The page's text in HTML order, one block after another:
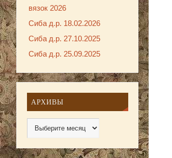
вязок 2026
Сиба д.р. 18.02.2026
Сиба д.р. 27.10.2025
Сиба д.р. 25.09.2025
АРХИВЫ